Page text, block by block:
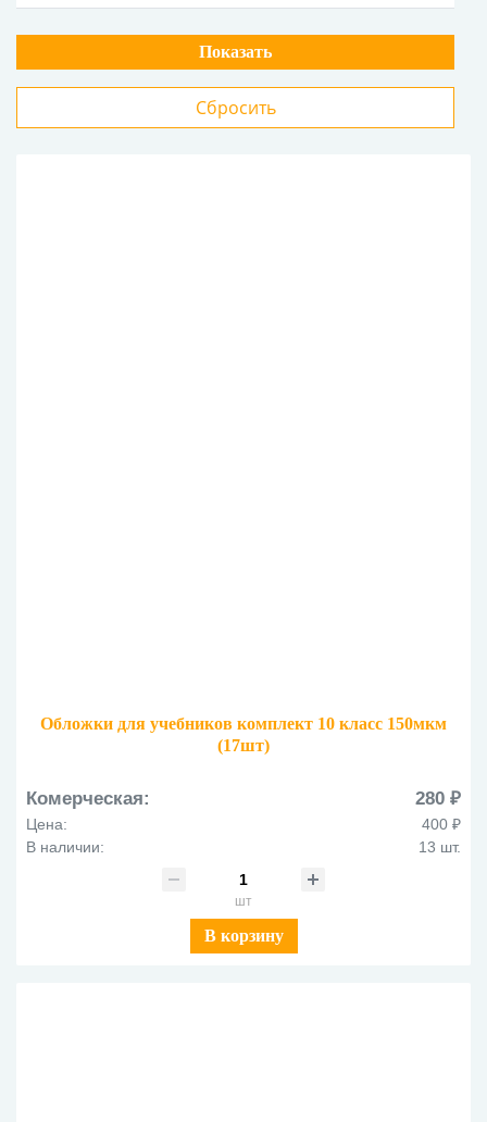
Обложки для учебников комплект 10 класс 150мкм
(17шт)
Комерческая: 280 ₽
Цена:
400 ₽
В наличии:
13 шт.
шт
В корзину